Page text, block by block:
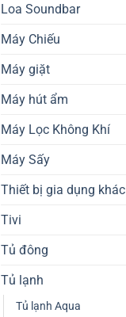
Loa Soundbar
Máy Chiếu
Máy giặt
Máy hút ẩm
Máy Lọc Không Khí
Máy Sấy
Thiết bị gia dụng khác
Tivi
Tủ đông
Tủ lạnh
Tủ lạnh Aqua